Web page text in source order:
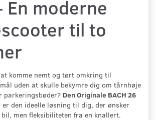
En moderne
til to
komme nemt og tørt omkring til
uden at skulle bekymre dig om tårnhøje
parkeringsbøder? Den Originale BACH 26
er den ideelle løsning til dig, der ønsker
men fleksibiliteten fra en knallert.